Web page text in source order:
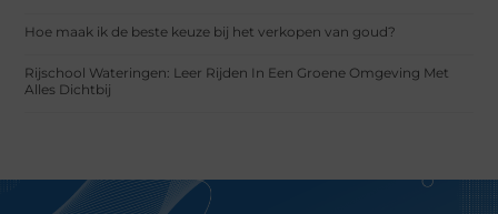
Hoe maak ik de beste keuze bij het verkopen van goud?
Rijschool Wateringen: Leer Rijden In Een Groene Omgeving Met
Alles Dichtbij